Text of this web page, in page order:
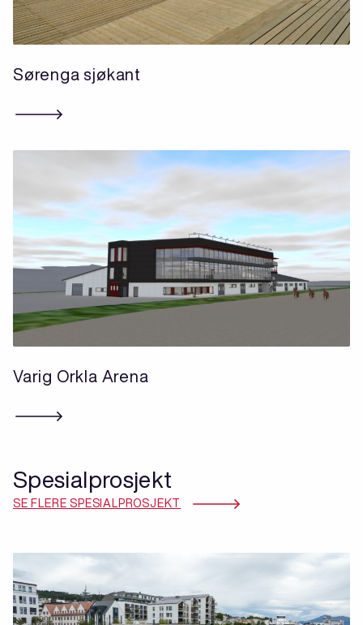
Sørenga sjøkant
Varig Orkla Arena
Spesialprosjekt
SE FLERE SPESIALPROSJEKT